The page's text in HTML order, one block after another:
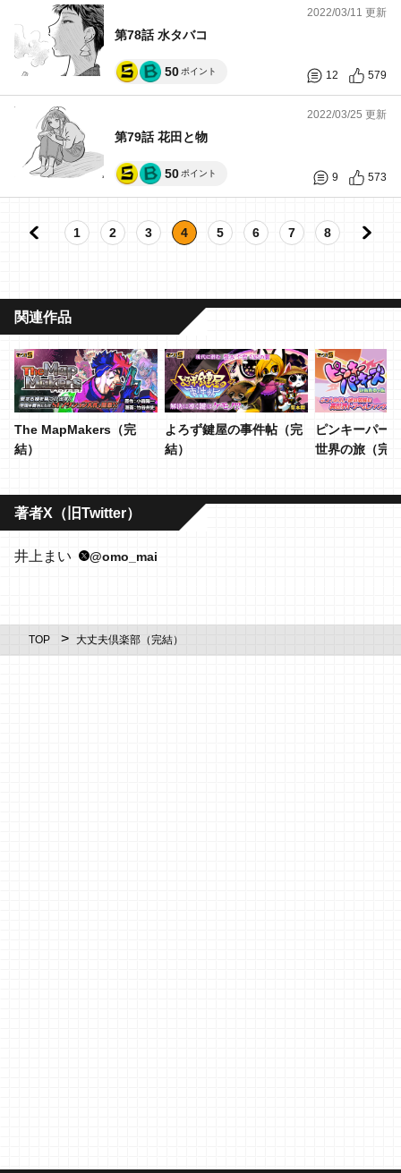
2022/03/11 更新
第78話 水タバコ
50 ポイント 12 579
2022/03/25 更新
第79話 花田と物
50 ポイント 9 573
1 2 3 4 5 6 7 8
関連作品
The MapMakers（完
結）
よろず鍵屋の事件帖（完
結）
ピンキーパー
世界の旅（完
著者X（旧Twitter）
井上まい @omo_mai
TOP 大丈夫倶楽部（完結）